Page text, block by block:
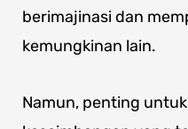
berimajinasi dan
kemungkinan lain.
Namun, penting